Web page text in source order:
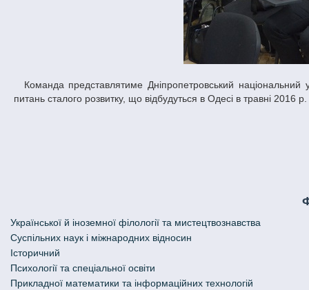
Команда представлятиме Дніпропетровський національний університет імені Олеся Гончара на Всеукраїнських студентських дебатах з
питань сталого розвитку, що відбудуться в Одесі в травні 2016 р.
Української й іноземної філології та мистецтвознавства
Cуспільних наук і міжнародних відносин
Історичний
Психології та спеціальної освіти
Прикладної математики та інформаційних технологій